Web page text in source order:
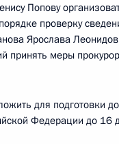
Попову
проверку
Ярослава
принять меры
для подготовки
Федерации до 16